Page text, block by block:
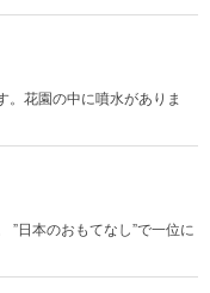
。花園の中に噴水がありま
”日本のおもてなし”で一位に